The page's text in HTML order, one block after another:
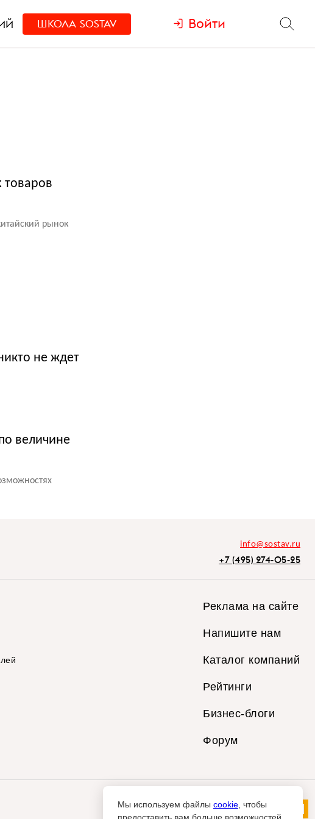
ШКОЛА SOSTAV Войти
товаров
рынок
не ждет
величине
info@sostav.ru
+7 (495) 274-05-25
Реклама на сайте
Напишите нам
Каталог компаний
Рейтинги
Бизнес-блоги
Форум
Мы используем файлы cookie , чтобы